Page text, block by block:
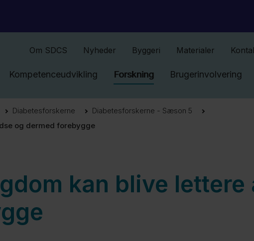
Om SDCS Nyheder Byggeri Materialer
Kompetenceudvikling Forskning Brugerinvolvering
Diabetesforskerne
Diabetesforskerne - Sæson 5
og dermed forebygge
kan blive